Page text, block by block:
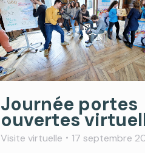
Journée portes
ouvertes
Visite virtuelle 17 septembre